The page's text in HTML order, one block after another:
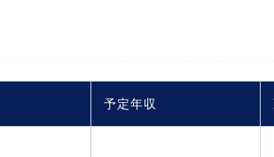
予定年収